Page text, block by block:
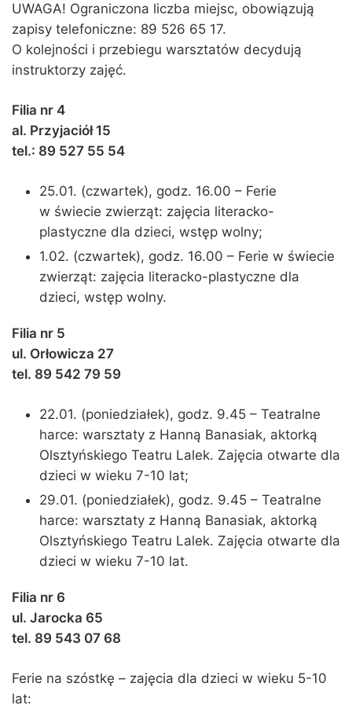
UWAGA! Ograniczona liczba miejsc, obowiązują
zapisy telefoniczne: 89 526 65 17.
O kolejności i przebiegu warsztatów decydują
instruktorzy zajęć.
Filia nr 4
al. Przyjaciół 15
tel.: 89 527 55 54
25.01. (czwartek), godz. 16.00 – Ferie
w świecie zwierząt: zajęcia literacko-
plastyczne dla dzieci, wstęp wolny;
1.02. (czwartek), godz. 16.00 – Ferie w świecie
zwierząt: zajęcia literacko-plastyczne dla
dzieci, wstęp wolny.
Filia nr 5
ul. Orłowicza 27
tel. 89 542 79 59
22.01. (poniedziałek), godz. 9.45 – Teatralne
harce: warsztaty z Hanną Banasiak, aktorką
Olsztyńskiego Teatru Lalek. Zajęcia otwarte dla
dzieci w wieku 7-10 lat;
29.01. (poniedziałek), godz. 9.45 – Teatralne
harce: warsztaty z Hanną Banasiak, aktorką
Olsztyńskiego Teatru Lalek. Zajęcia otwarte dla
dzieci w wieku 7-10 lat.
Filia nr 6
ul. Jarocka 65
tel. 89 543 07 68
Ferie na szóstkę – zajęcia dla dzieci w wieku 5-10
lat: